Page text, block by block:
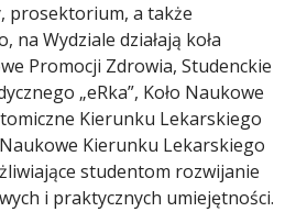
prosektorium, a także
na Wydziale działają koła
Promocji Zdrowia, Studenckie
„eRka”, Koło Naukowe
Kierunku Lekarskiego
Naukowe Kierunku Lekarskiego
studentom rozwijanie
i praktycznych umiejętności.